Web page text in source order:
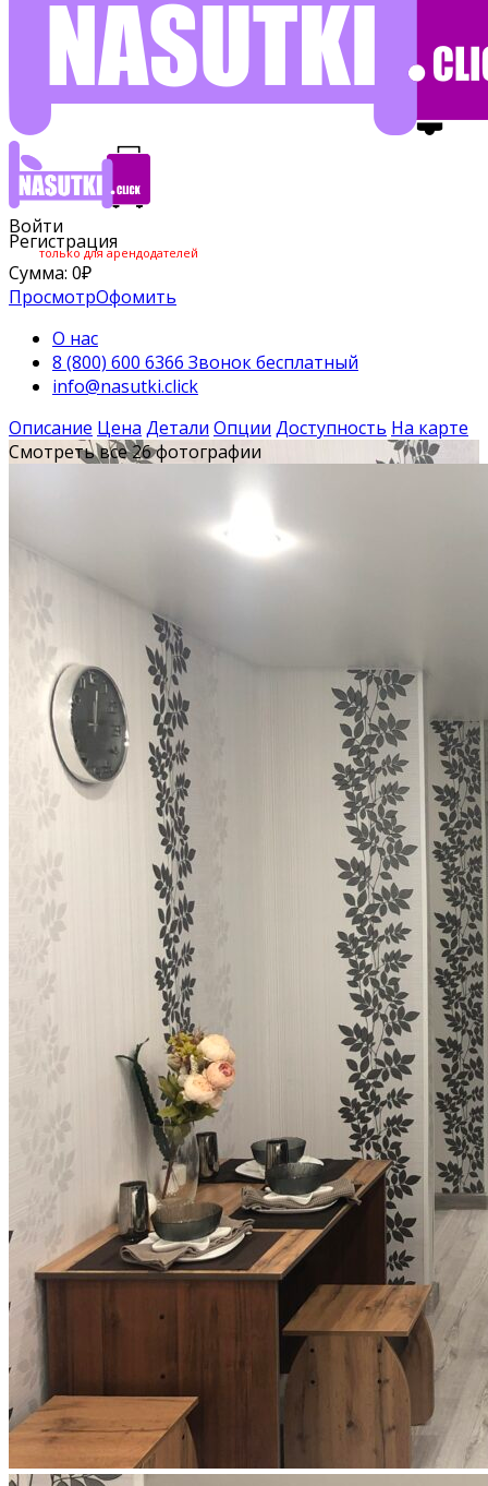
Войти
Регистрация
только для арендодателей
Сумма: 0₽
ПросмотрОфомить
О нас
8 (800) 600 6366 Звонок бесплатный
info@nasutki.click
Описание Цена Детали Опции Доступность На карте
Смотреть все 26 фотографии